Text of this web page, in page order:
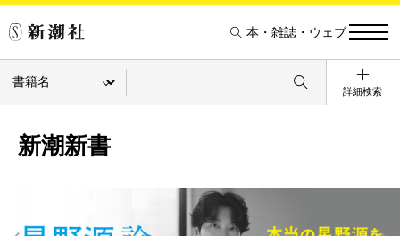
本・雑誌・ウェブ
詳細検索
新潮新書